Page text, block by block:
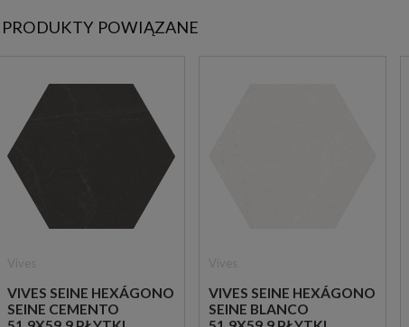
PRODUKTY POWIĄZANE
VIVES SEINE HEXÁGONO
SEINE CEMENTO
VIVES SEINE HEXÁGONO
SEINE BLANCO